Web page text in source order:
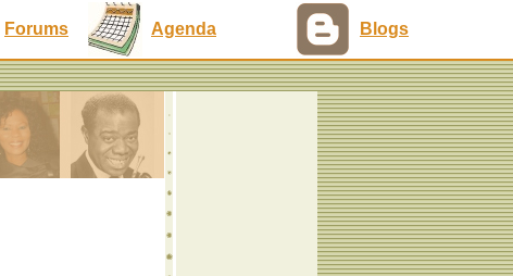
Forums Agenda Blogs